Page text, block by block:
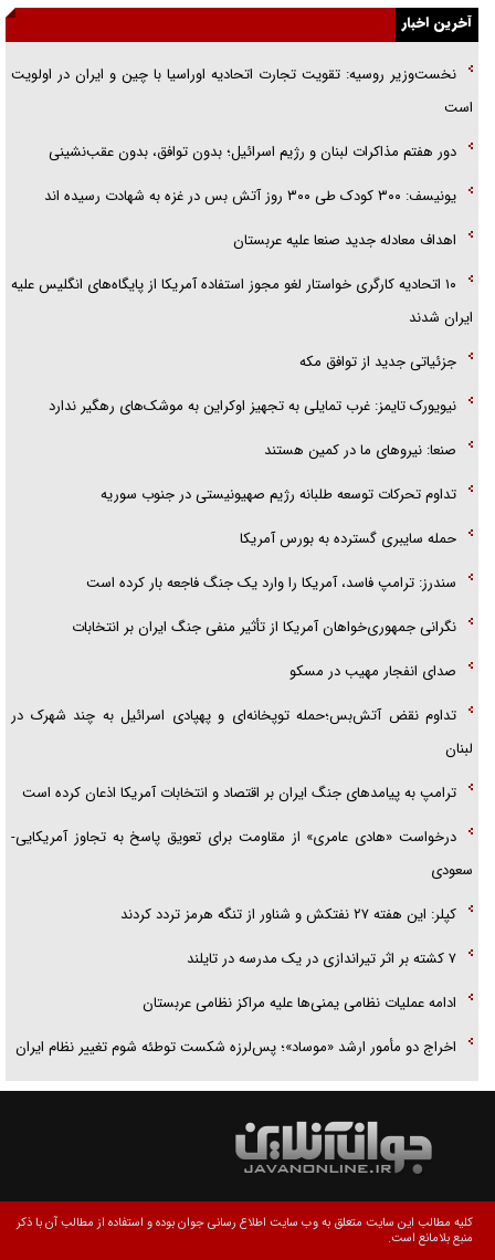
گفت‌وگو با خواهر یکی از شهدای جنگ رمضان/ خواهرم فرمانده جهادی و
اهل خدمت بی‌منت بود
جزئیات شکنجه‌هایم فراتر از آن است که در بیان بگنجد!
گزارش «جوان» از قوانین سخت‌گیرانه ۶ قاره در برابر یورش به پاسگاه‌های
آخرین اخبار
نخست‌وزیر روسیه:‌ تقویت تجارت اتحادیه اوراسیا با چین و ایران در اولویت
است
دور هفتم مذاکرات لبنان و رژیم اسرائیل؛ بدون توافق، بدون عقب‌نشینی
یونیسف: ۳۰۰ کودک طی ۳۰۰ روز آتش بس در غزه به شهادت رسیده اند
اهداف معادله جدید صنعا علیه عربستان
۱۰ اتحادیه کارگری خواستار لغو مجوز استفاده آمریکا از پایگاه‌های انگلیس علیه
ایران شدند
جزئیاتی جدید از توافق مکه
نیویورک تایمز: غرب تمایلی به تجهیز اوکراین به موشک‌های رهگیر ندارد
صنعا: نیروهای ما در کمین‌ هستند
تداوم تحرکات توسعه طلبانه رژیم صهیونیستی در جنوب سوریه
حمله سایبری گسترده به بورس آمریکا
سندرز: ترامپ فاسد، آمریکا را وارد یک جنگ فاجعه بار کرده است
نگرانی جمهوری‌خواهان آمریکا از تأثیر منفی جنگ ایران بر انتخابات
صدای انفجار مهیب در مسکو
تداوم نقض آتش‌بس؛حمله توپخانه‌ای و پهپادی اسرائیل به چند شهرک در
لبنان
ترامپ به پیامدهای جنگ ایران بر اقتصاد و انتخابات آمریکا اذعان کرده است
درخواست «هادی عامری» از مقاومت برای تعویق پاسخ به تجاوز آمریکایی-
سعودی
کپلر: این هفته ۲۷ نفتکش و شناور از تنگه هرمز تردد کردند
۷ کشته بر اثر تیراندازی در یک مدرسه در تایلند
ادامه عملیات نظامی یمنی‌ها علیه مراکز نظامی عربستان
اخراج دو مأمور ارشد «موساد»؛ پس‌لرزه شکست توطئه شوم تغییر نظام ایران
کلیه مطالب این سایت متعلق به وب سایت اطلاع رسانی جوان بوده و استفاده از مطالب آن با ذکر
منبع بلامانع است.